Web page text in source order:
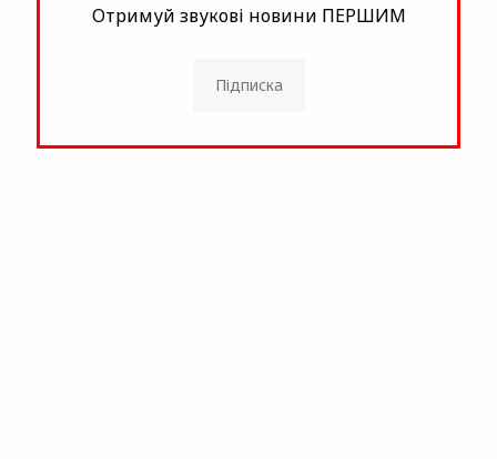
Отримуй звукові новини ПЕРШИМ
Підписка